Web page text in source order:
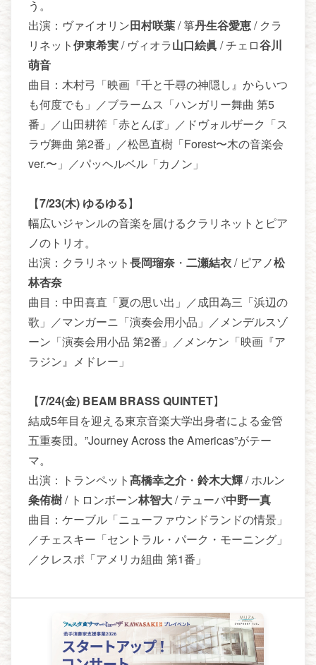
う。
出演：ヴァイオリン田村咲葉/ 箏丹生谷愛恵/ クラ
リネット伊東希実/ ヴィオラ山口絵眞/ チェロ谷川
萌音
曲目：木村弓「映画『千と千尋の神隠し』からいつ
も何度でも」／ブラームス「ハンガリー舞曲 第5
番」／山田耕筰「赤とんぼ」／ドヴォルザーク「ス
ラヴ舞曲 第2番」／松邑直樹「Forest〜木の音楽会
ver.〜」／パッヘルベル「カノン」
【7/23(木) ゆるゆる】
幅広いジャンルの音楽を届けるクラリネットとピア
ノのトリオ。
出演：クラリネット長岡瑠奈 ・ 二瀬結衣/ ピアノ松
林杏奈
曲目：中田喜直「夏の思い出」／成田為三「浜辺の
歌」／マンガーニ「演奏会用小品」／メンデルスゾ
ーン「演奏会用小品 第2番」／メンケン「映画『ア
ラジン』メドレー」
【7/24(金) BEAM BRASS QUINTET】
結成5年目を迎える東京音楽大学出身者による金管
五重奏団。”Journey Across the Americas”がテー
マ。
出演：トランペット髙橋幸之介 ・ 鈴木大輝/ ホルン
粂侑樹/ トロンボーン林智大/ テューバ中野一真
曲目：ケーブル「ニューファウンドランドの情景」
／チェスキー「セントラル・パーク・モーニング」
／クレスポ「アメリカ組曲 第1番」